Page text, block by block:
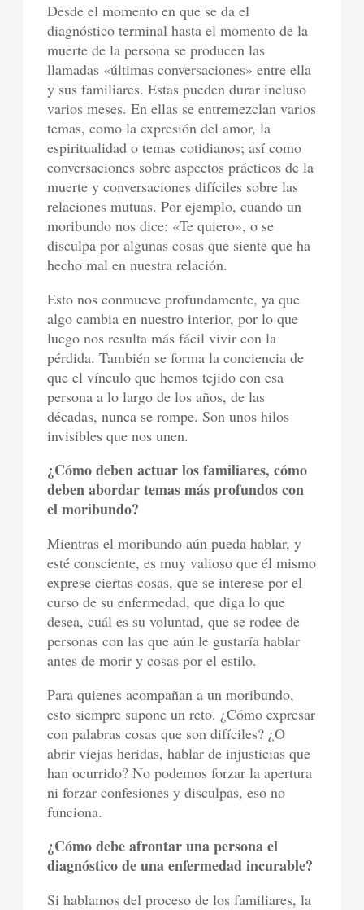
Desde el momento en que se da el
diagnóstico terminal hasta el momento de la
muerte de la persona se producen las
llamadas «últimas conversaciones» entre ella
y sus familiares. Estas pueden durar incluso
varios meses. En ellas se entremezclan varios
temas, como la expresión del amor, la
espiritualidad o temas cotidianos; así como
conversaciones sobre aspectos prácticos de la
muerte y conversaciones difíciles sobre las
relaciones mutuas. Por ejemplo, cuando un
moribundo nos dice: «Te quiero», o se
disculpa por algunas cosas que siente que ha
hecho mal en nuestra relación.
Esto nos conmueve profundamente, ya que
algo cambia en nuestro interior, por lo que
luego nos resulta más fácil vivir con la
pérdida. También se forma la conciencia de
que el vínculo que hemos tejido con esa
persona a lo largo de los años, de las
décadas, nunca se rompe. Son unos hilos
invisibles que nos unen.
¿Cómo deben actuar los familiares, cómo
deben abordar temas más profundos con
el moribundo?
Mientras el moribundo aún pueda hablar, y
esté consciente, es muy valioso que él mismo
exprese ciertas cosas, que se interese por el
curso de su enfermedad, que diga lo que
desea, cuál es su voluntad, que se rodee de
personas con las que aún le gustaría hablar
antes de morir y cosas por el estilo.
Para quienes acompañan a un moribundo,
esto siempre supone un reto. ¿Cómo expresar
con palabras cosas que son difíciles? ¿O
abrir viejas heridas, hablar de injusticias que
han ocurrido? No podemos forzar la apertura
ni forzar confesiones y disculpas, eso no
funciona.
¿Cómo debe afrontar una persona el
diagnóstico de una enfermedad incurable?
Si hablamos del proceso de los familiares, la